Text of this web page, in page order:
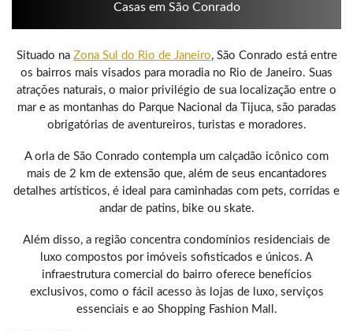
Casas em São Conrado
Situado na Zona Sul do Rio de Janeiro, São Conrado está entre
os bairros mais visados para moradia no Rio de Janeiro. Suas
atrações naturais, o maior privilégio de sua localização entre o
mar e as montanhas do Parque Nacional da Tijuca, são paradas
obrigatórias de aventureiros, turistas e moradores.
A orla de São Conrado contempla um calçadão icônico com
mais de 2 km de extensão que, além de seus encantadores
detalhes artísticos, é ideal para caminhadas com pets, corridas e
andar de patins, bike ou skate.
Além disso, a região concentra condomínios residenciais de
luxo compostos por imóveis sofisticados e únicos. A
infraestrutura comercial do bairro oferece benefícios
exclusivos, como o fácil acesso às lojas de luxo, serviços
essenciais e ao Shopping Fashion Mall.